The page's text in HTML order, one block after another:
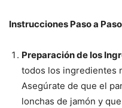
Instrucciones Paso a
Preparación de los
todos los ingredientes
Asegúrate de que el
lonchas de jamón y